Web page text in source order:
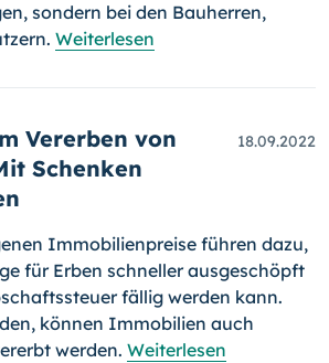
sondern bei den Bauherren,
Weiterlesen
Vererben von
Schenken
18.09.2022
Immobilienpreise führen dazu,
für Erben schneller ausgeschöpft
fällig werden kann.
können Immobilien auch
werden. Weiterlesen